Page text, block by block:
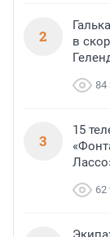
2
в
84
3
15
62